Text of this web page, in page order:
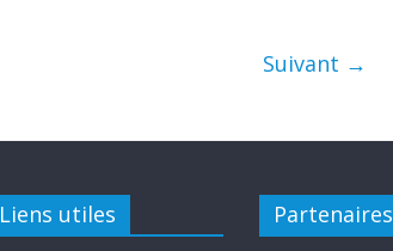
Suivant →
Liens utiles Partenaires